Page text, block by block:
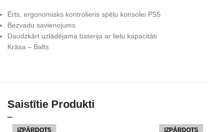
Ērts, ergonomisks kontrolieris spēļu konsolei PS5
Bezvadu savienojums
Daudzkārt uzlādējama baterija ar lielu kapacitāti
Krāsa – Balts
Saistītie Produkti
IZPĀRDOTS IZPĀRDOTS